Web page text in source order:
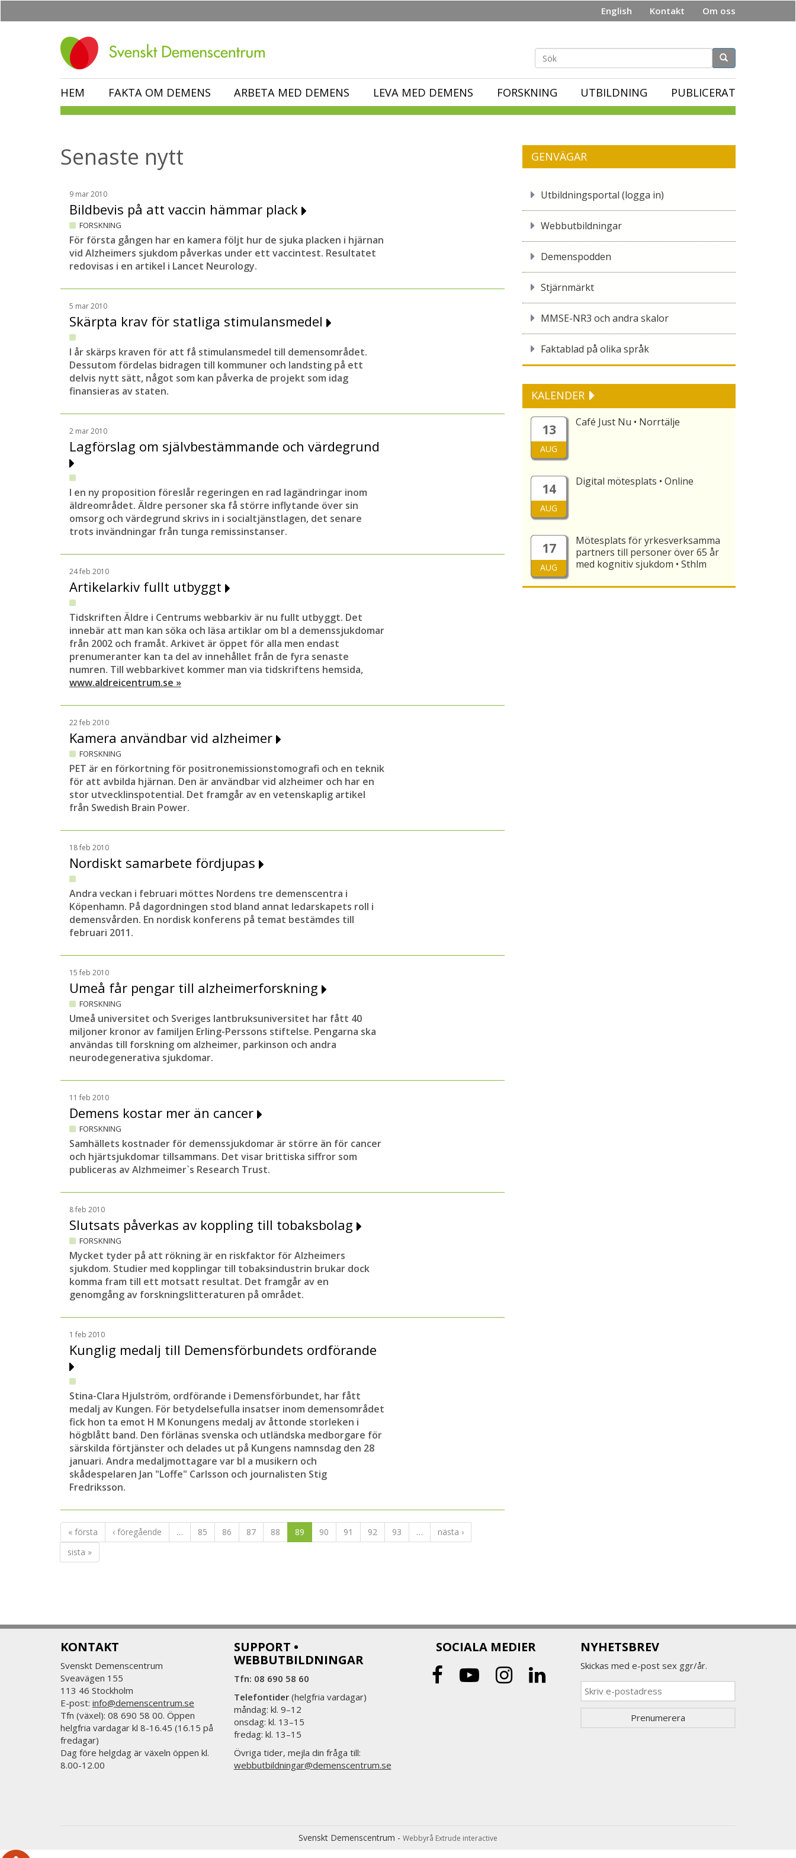
English Kontakt Om oss
Sökformulär
HEM FAKTA OM DEMENS ARBETA MED DEMENS LEVA MED DEMENS FORSKNING UTBILDNING PUBLICERAT
Senaste nytt
9 mar 2010
Bildbevis på att vaccin hämmar plack
FORSKNING
För första gången har en kamera följt hur de sjuka placken i hjärnan
vid Alzheimers sjukdom påverkas under ett vaccintest. Resultatet
redovisas i en artikel i Lancet Neurology.
5 mar 2010
Skärpta krav för statliga stimulansmedel
I år skärps kraven för att få stimulansmedel till demensområdet.
Dessutom fördelas bidragen till kommuner och landsting på ett
delvis nytt sätt, något som kan påverka de projekt som idag
finansieras av staten.
2 mar 2010
Lagförslag om självbestämmande och värdegrund
I en ny proposition föreslår regeringen en rad lagändringar inom
äldreområdet. Äldre personer ska få större inflytande över sin
omsorg och värdegrund skrivs in i socialtjänstlagen, det senare
trots invändningar från tunga remissinstanser.
24 feb 2010
Artikelarkiv fullt utbyggt
Tidskriften Äldre i Centrums webbarkiv är nu fullt utbyggt. Det
innebär att man kan söka och läsa artiklar om bl a demenssjukdomar
från 2002 och framåt. Arkivet är öppet för alla men endast
prenumeranter kan ta del av innehållet från de fyra senaste
numren. Till webbarkivet kommer man via tidskriftens hemsida,
www.aldreicentrum.se »
22 feb 2010
Kamera användbar vid alzheimer
FORSKNING
PET är en förkortning för positronemissionstomografi och en teknik
för att avbilda hjärnan. Den är användbar vid alzheimer och har en
stor utvecklinspotential. Det framgår av en vetenskaplig artikel
från Swedish Brain Power.
18 feb 2010
Nordiskt samarbete fördjupas
Andra veckan i februari möttes Nordens tre demenscentra i
Köpenhamn. På dagordningen stod bland annat ledarskapets roll i
demensvården. En nordisk konferens på temat bestämdes till
februari 2011.
15 feb 2010
Umeå får pengar till alzheimerforskning
FORSKNING
Umeå universitet och Sveriges lantbruksuniversitet har fått 40
miljoner kronor av familjen Erling-Perssons stiftelse. Pengarna ska
användas till forskning om alzheimer, parkinson och andra
neurodegenerativa sjukdomar.
11 feb 2010
Demens kostar mer än cancer
FORSKNING
Samhällets kostnader för demenssjukdomar är större än för cancer
och hjärtsjukdomar tillsammans. Det visar brittiska siffror som
publiceras av Alzhmeimer`s Research Trust.
8 feb 2010
Slutsats påverkas av koppling till tobaksbolag
FORSKNING
Mycket tyder på att rökning är en riskfaktor för Alzheimers
sjukdom. Studier med kopplingar till tobaksindustrin brukar dock
komma fram till ett motsatt resultat. Det framgår av en
genomgång av forskningslitteraturen på området.
1 feb 2010
Kunglig medalj till Demensförbundets ordförande
Stina-Clara Hjulström, ordförande i Demensförbundet, har fått
medalj av Kungen. För betydelsefulla insatser inom demensområdet
fick hon ta emot H M Konungens medalj av åttonde storleken i
högblått band. Den förlänas svenska och utländska medborgare för
särskilda förtjänster och delades ut på Kungens namnsdag den 28
januari. Andra medaljmottagare var bl a musikern och
skådespelaren Jan "Loffe" Carlsson och journalisten Stig
Fredriksson.
« första ‹ föregående … 85 86 87 88 89 90 91 92 93 …
nästa ›
sista »
GENVÄGAR
Utbildningsportal (logga in)
Webbutbildningar
Demenspodden
Stjärnmärkt
MMSE-NR3 och andra skalor
Faktablad på olika språk
KALENDER
13
AUG
Café Just Nu • Norrtälje
14
AUG
Digital mötesplats • Online
17
AUG
Mötesplats för yrkesverksamma
partners till personer över 65 år
med kognitiv sjukdom • Sthlm
KONTAKT
Svenskt Demenscentrum
Sveavägen 155
113 46 Stockholm
E-post: info@demenscentrum.se
Tfn (växel): 08 690 58 00. Öppen
helgfria vardagar kl 8-16.45 (16.15 på
fredagar)
Dag före helgdag är växeln öppen kl.
8.00-12.00
SUPPORT •
WEBBUTBILDNINGAR
Tfn: 08 690 58 60
Telefontider(helgfria vardagar)
måndag: kl. 9–12
onsdag: kl. 13–15
fredag: kl. 13–15
Övriga tider, mejla din fråga till:
webbutbildningar@demenscentrum.se
SOCIALA MEDIER NYHETSBREV
Skickas med e-post sex ggr/år.
Svenskt Demenscentrum - Webbyrå Extrude interactive